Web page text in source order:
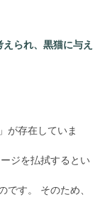
られ、黒猫に与え
が存在していま
ジを払拭するとい
です。 そのため、